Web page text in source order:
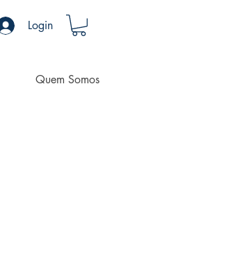
Login
Quem Somos